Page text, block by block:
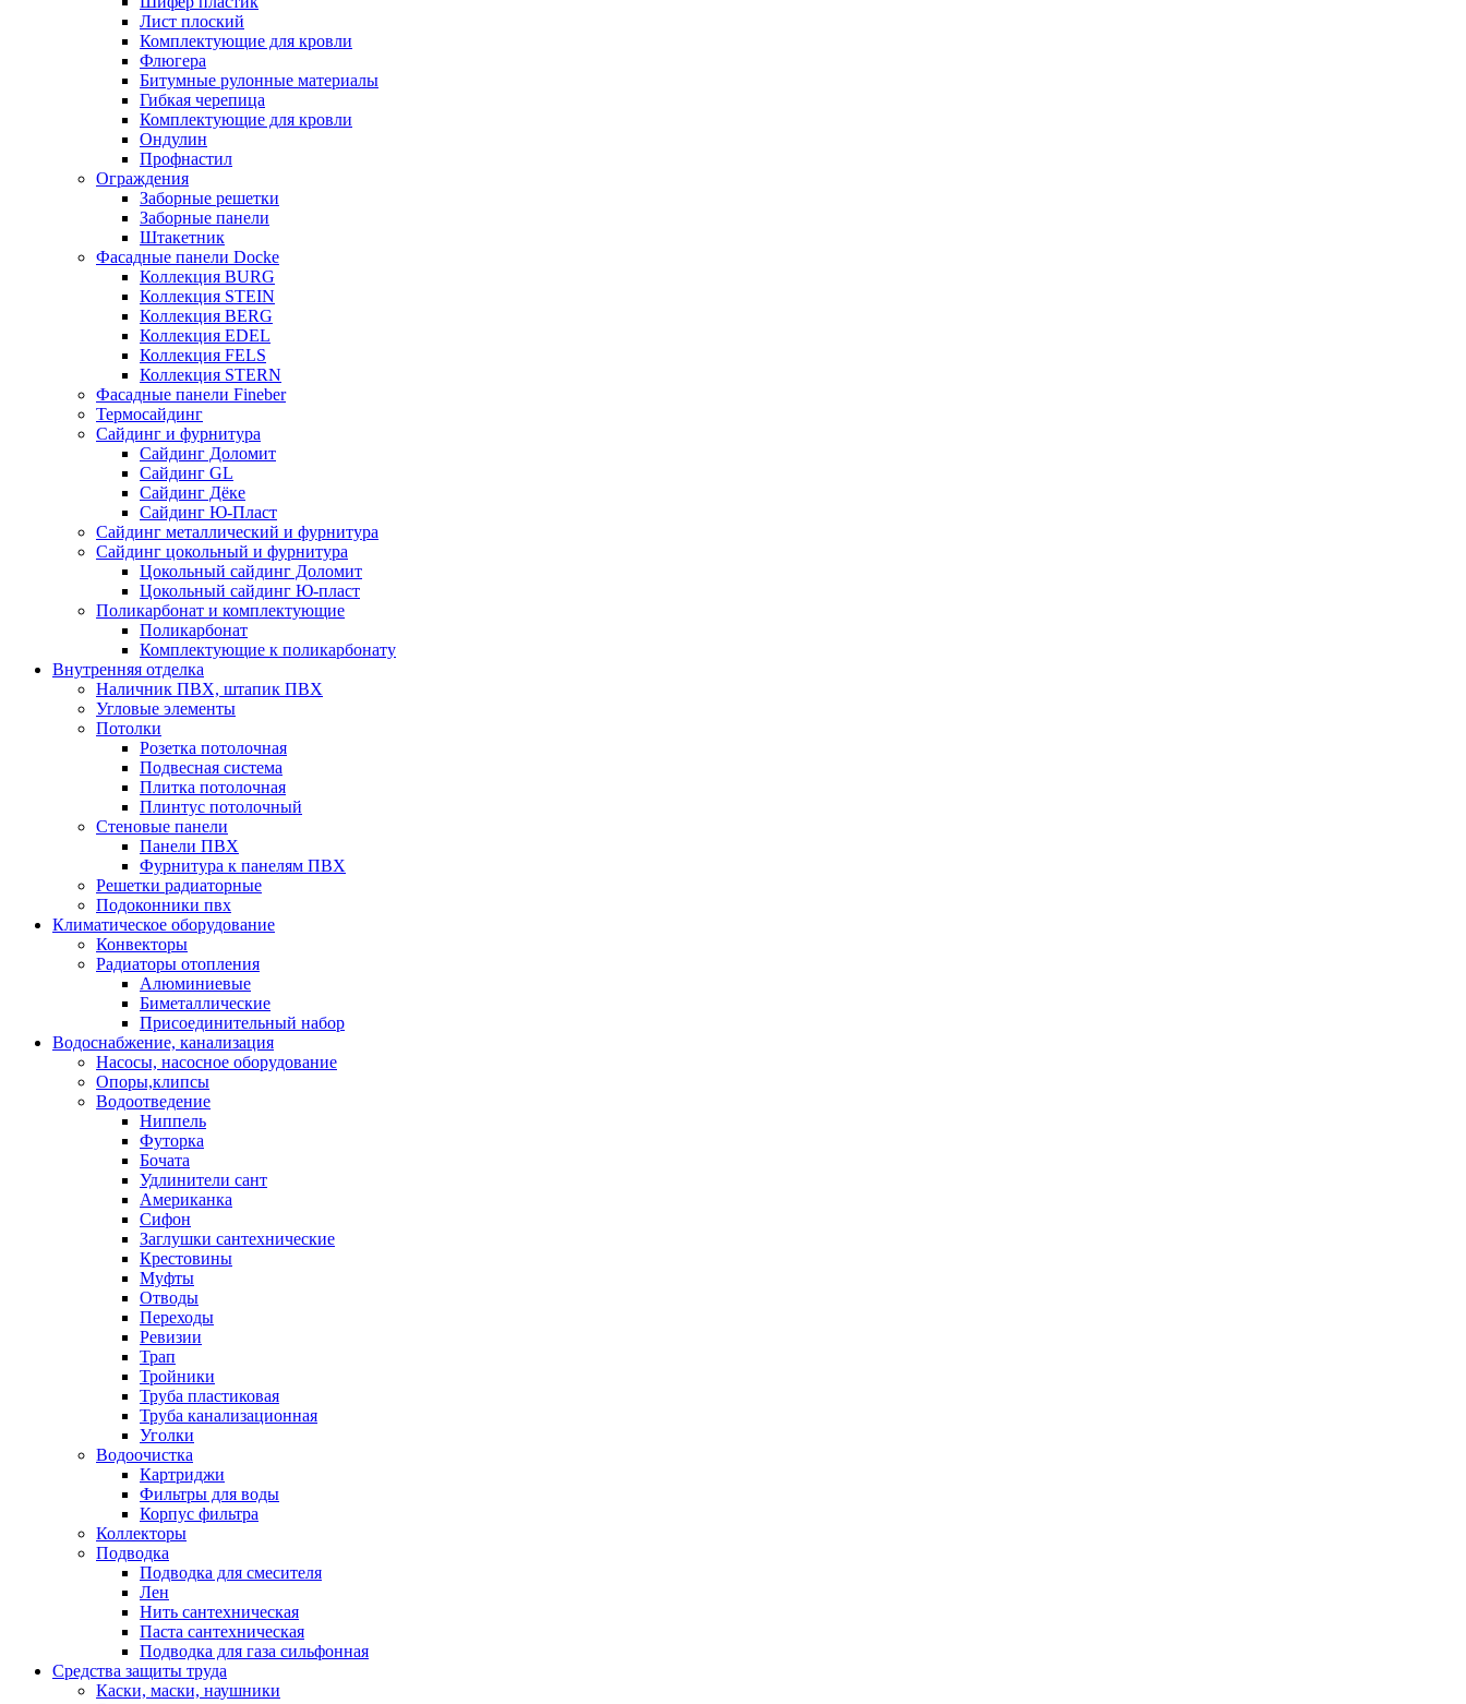
Лист плоский
Комплектующие для кровли
Флюгера
Битумные рулонные материалы
Гибкая черепица
Комплектующие для кровли
Ондулин
Профнастил
Ограждения
Заборные решетки
Заборные панели
Штакетник
Фасадные панели Docke
Коллекция BURG
Коллекция STEIN
Коллекция BERG
Коллекция EDEL
Коллекция FELS
Коллекция STERN
Фасадные панели Fineber
Термосайдинг
Сайдинг и фурнитура
Сайдинг Доломит
Сайдинг GL
Сайдинг Дёке
Сайдинг Ю-Пласт
Сайдинг металлический и фурнитура
Сайдинг цокольный и фурнитура
Цокольный сайдинг Доломит
Цокольный сайдинг Ю-пласт
Поликарбонат и комплектующие
Поликарбонат
Комплектующие к поликарбонату
Внутренняя отделка
Наличник ПВХ, штапик ПВХ
Угловые элементы
Потолки
Розетка потолочная
Подвесная система
Плитка потолочная
Плинтус потолочный
Стеновые панели
Панели ПВХ
Фурнитура к панелям ПВХ
Решетки радиаторные
Подоконники пвх
Климатическое оборудование
Конвекторы
Радиаторы отопления
Алюминиевые
Биметаллические
Присоединительный набор
Водоснабжение, канализация
Насосы, насосное оборудование
Опоры,клипсы
Водоотведение
Ниппель
Футорка
Бочата
Удлинители сант
Американка
Сифон
Заглушки сантехнические
Крестовины
Муфты
Отводы
Переходы
Ревизии
Трап
Тройники
Труба пластиковая
Труба канализационная
Уголки
Водоочистка
Картриджи
Фильтры для воды
Корпус фильтра
Коллекторы
Подводка
Подводка для смесителя
Лен
Нить сантехническая
Паста сантехническая
Подводка для газа сильфонная
Средства защиты труда
Каски, маски, наушники